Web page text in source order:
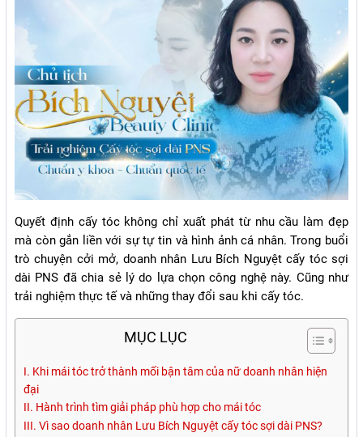
Quyết định cấy tóc không chỉ xuất phát từ nhu cầu làm đẹp
mà còn gắn liền với sự tự tin và hình ảnh cá nhân. Trong buổi
trò chuyện cởi mở, doanh nhân Lưu Bích Nguyệt cấy tóc sợi
dài PNS đã chia sẻ lý do lựa chọn công nghệ này. Cũng như
trải nghiệm thực tế và những thay đổi sau khi cấy tóc.
MỤC LỤC
I. Khi mái tóc trở thành mối bận tâm của nữ doanh nhân hiện
đại
II. Hành trình tìm giải pháp phù hợp cho mái tóc
III. Vì sao doanh nhân Lưu Bích Nguyệt cấy tóc sợi dài PNS?